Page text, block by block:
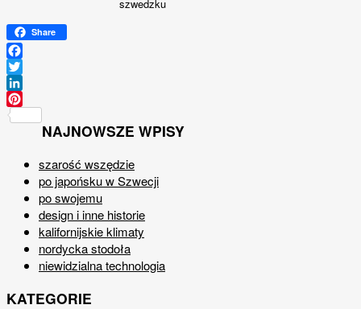
szwedzku
Share
Facebook
Twitter
LinkedIn
NAJNOWSZE WPISY
szarość wszędzie
po japońsku w Szwecji
po swojemu
design i inne historie
kalifornijskie klimaty
nordycka stodoła
niewidzialna technologia
KATEGORIE